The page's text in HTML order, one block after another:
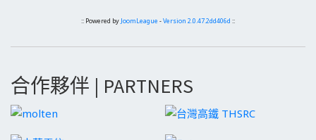
:: Powered by JoomLeague -Version 2.0.47.2dd406d ::
合作夥伴 | PARTNERS